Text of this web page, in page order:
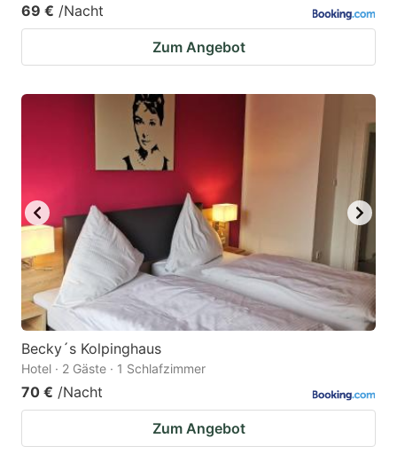
69 € /Nacht
Zum Angebot
Becky´s Kolpinghaus
Hotel · 2 Gäste · 1 Schlafzimmer
70 € /Nacht
Zum Angebot